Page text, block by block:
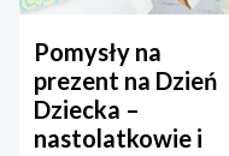
Pomysły na
prezent na Dzień
Dziecka –
nastolatkowie i